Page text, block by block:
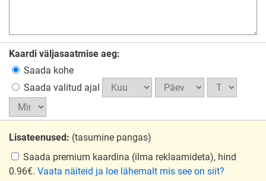
Kaardi väljasaatmise aeg:
Saada kohe
Saada valitud ajal
Lisateenused: (tasumine pangas)
Saada premium kaardina (ilma reklaamideta), hind
0.96€. Vaata näiteid ja loe lähemalt mis see on siit?